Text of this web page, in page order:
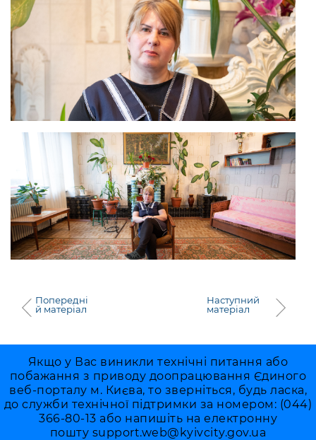
Попередні
й матеріал
Наступний
матеріал
Якщо у Вас виникли технічні питання або
побажання з приводу доопрацювання Єдиного
веб-порталу м. Києва, то зверніться, будь ласка,
до служби технічної підтримки за номером: (044)
366-80-13 або напишіть на електронну
пошту support.web@kyivcity.gov.ua